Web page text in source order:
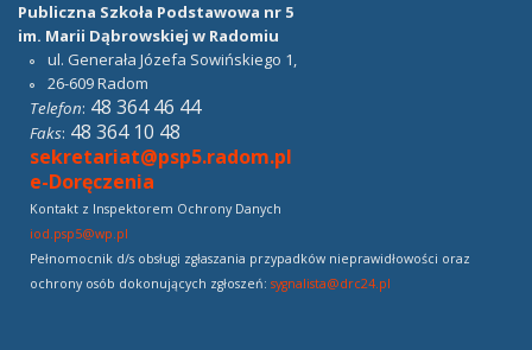
Publiczna Szkoła Podstawowa nr 5
im. Marii Dąbrowskiej w Radomiu
ul. Generała Józefa Sowińskiego 1,
26-609Radom
Telefon: 48 364 46 44
Faks: 48 364 10 48
sekretariat@psp5.radom.pl
e-Doręczenia
Kontakt z Inspektorem Ochrony Danych
iod.psp5@wp.pl
Pełnomocnik d/s obsługi zgłaszania przypadków nieprawidłowości oraz
ochrony osób dokonujących zgłoszeń: sygnalista@drc24.pl